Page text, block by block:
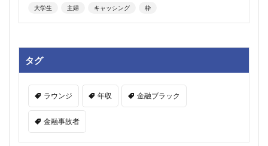
大学生 主婦 キャッシング 枠
タグ
ラウンジ 年収 金融ブラック
金融事故者